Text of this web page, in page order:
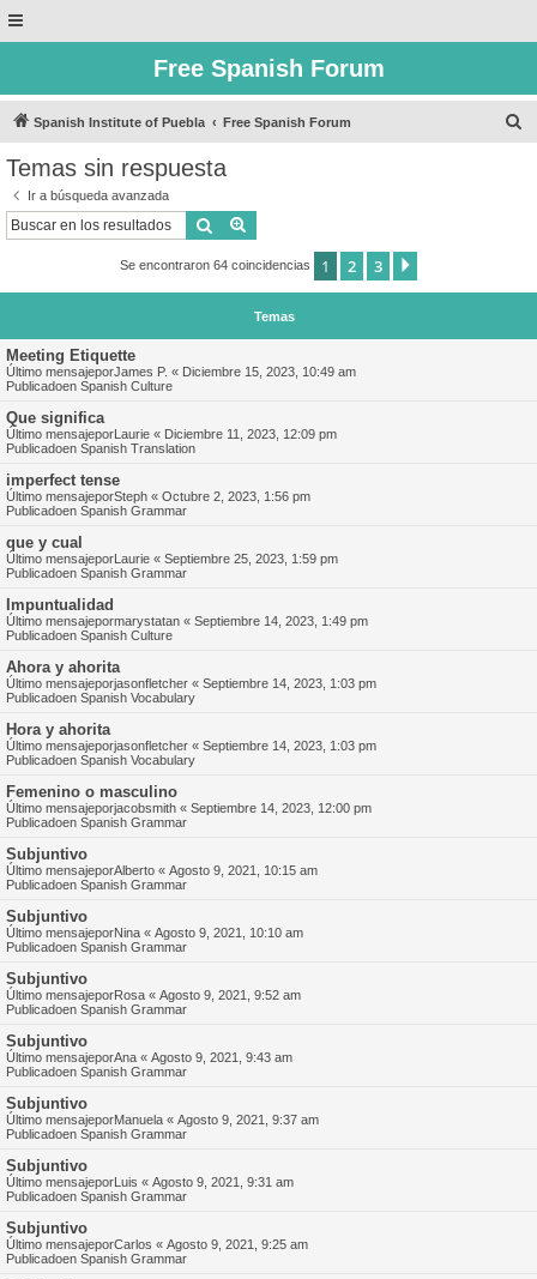
Free Spanish Forum
Spanish Institute of Puebla Free Spanish Forum
Temas sin respuesta
Ir a búsqueda avanzada
Buscar
Se encontraron 64 coincidencias 1 2 3
Temas
Meeting Etiquette
Último mensajeporJames P. « Diciembre 15, 2023, 10:49 am
Publicadoen Spanish Culture
Que significa
Último mensajeporLaurie « Diciembre 11, 2023, 12:09 pm
Publicadoen Spanish Translation
imperfect tense
Último mensajeporSteph « Octubre 2, 2023, 1:56 pm
Publicadoen Spanish Grammar
que y cual
Último mensajeporLaurie « Septiembre 25, 2023, 1:59 pm
Publicadoen Spanish Grammar
Impuntualidad
Último mensajepormarystatan « Septiembre 14, 2023, 1:49 pm
Publicadoen Spanish Culture
Ahora y ahorita
Último mensajeporjasonfletcher « Septiembre 14, 2023, 1:03 pm
Publicadoen Spanish Vocabulary
Hora y ahorita
Último mensajeporjasonfletcher « Septiembre 14, 2023, 1:03 pm
Publicadoen Spanish Vocabulary
Femenino o masculino
Último mensajeporjacobsmith « Septiembre 14, 2023, 12:00 pm
Publicadoen Spanish Grammar
Subjuntivo
Último mensajeporAlberto « Agosto 9, 2021, 10:15 am
Publicadoen Spanish Grammar
Subjuntivo
Último mensajeporNina « Agosto 9, 2021, 10:10 am
Publicadoen Spanish Grammar
Subjuntivo
Último mensajeporRosa « Agosto 9, 2021, 9:52 am
Publicadoen Spanish Grammar
Subjuntivo
Último mensajeporAna « Agosto 9, 2021, 9:43 am
Publicadoen Spanish Grammar
Subjuntivo
Último mensajeporManuela « Agosto 9, 2021, 9:37 am
Publicadoen Spanish Grammar
Subjuntivo
Último mensajeporLuis « Agosto 9, 2021, 9:31 am
Publicadoen Spanish Grammar
Subjuntivo
Último mensajeporCarlos « Agosto 9, 2021, 9:25 am
Publicadoen Spanish Grammar